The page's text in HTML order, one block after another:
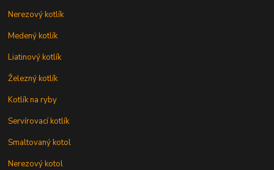
Nerezový kotlík
Medený kotlík
Liatinový kotlík
Železný kotlík
Kotlík na ryby
Servírovací kotlík
Smaltovaný kotol
Nerezový kotol